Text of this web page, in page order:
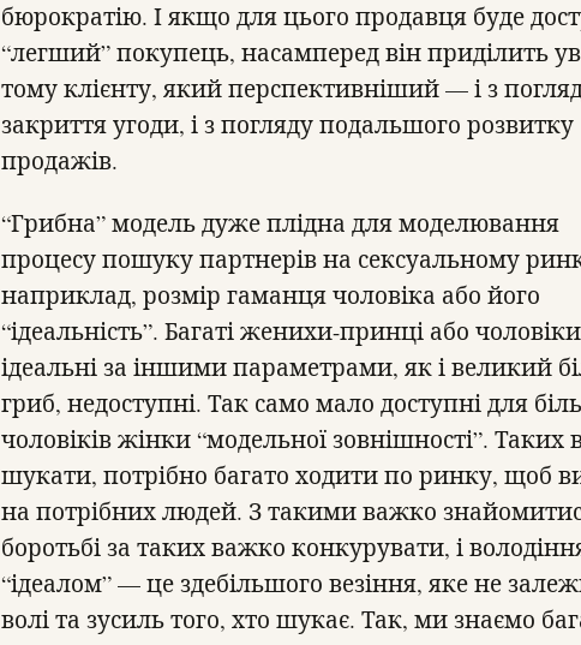
бюрократію. І якщо для цього продавця буде
“легший” покупець, насамперед він приділить
тому клієнту, який перспективніший — і з
закриття угоди, і з погляду подальшого розвитку
продажів.
“Грибна” модель дуже плідна для моделювання
процесу пошуку партнерів на сексуальному
наприклад, розмір гаманця чоловіка або його
“ідеальність”. Багаті женихи-принці або
ідеальні за іншими параметрами, як і великий
гриб, недоступні. Так само мало доступні для
чоловіків жінки “модельної зовнішності”. Таких
шукати, потрібно багато ходити по ринку, щоб
на потрібних людей. З такими важко
боротьбі за таких важко конкурувати, і
“ідеалом” — це здебільшого везіння, яке не
волі та зусиль того, хто шукає. Так, ми знаємо